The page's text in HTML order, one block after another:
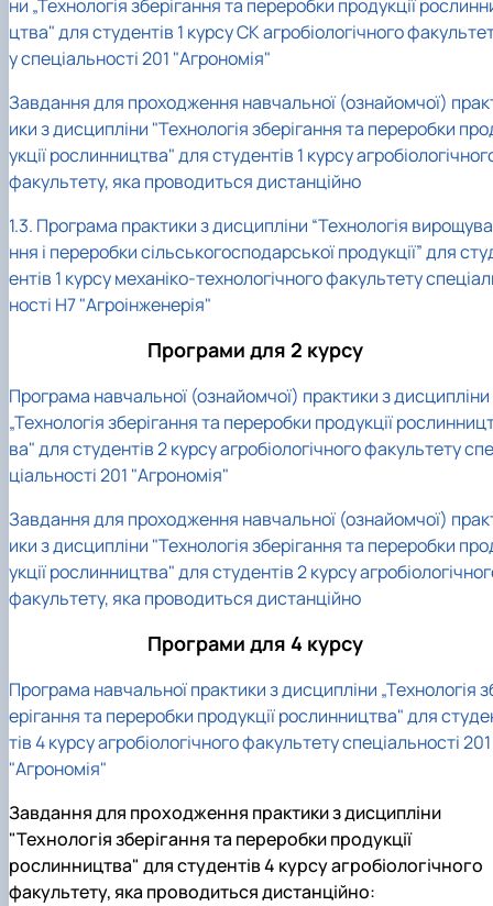
практики
ни „Технологія зберігання та переробки продукції
цтва" для студентів 1 курсу СК агробіологічного
у спеціальності 201 "Агрономія"
Завдання для проходження навчальної (ознайомчої)
ики з дисципліни "Технологія зберігання та переробки
укції рослинництва" для студентів 1 курсу
факультету, яка проводиться дистанційно
1.3. Програма практики з дисципліни “Технологія вирощува
ння і переробки сільськогосподарської продукції” для
ентів 1 курсу механіко-технологічного факультету
ності H7 "Агроінженерія"
Програми для 2 курсу
Програма навчальної (ознайомчої) практики з дисципліни
„Технологія зберігання та переробки продукції
ва" для студентів 2 курсу агробіологічного факультету спе
ціальності 201 "Агрономія"
Завдання для проходження навчальної (ознайомчої)
ики з дисципліни "Технологія зберігання та переробки
укції рослинництва" для студентів 2 курсу
факультету, яка проводиться дистанційно
Програми для 4 курсу
Програма навчальної практики з дисципліни „Технологія
ерігання та переробки продукції рослинництва" для
тів 4 курсу агробіологічного факультету спеціальності 201
"Агрономія"
Завдання для проходження практики з дисципліни
"Технологія зберігання та переробки продукції
рослинництва" для студентів 4 курсу агробіологічного
факультету, яка проводиться дистанційно: